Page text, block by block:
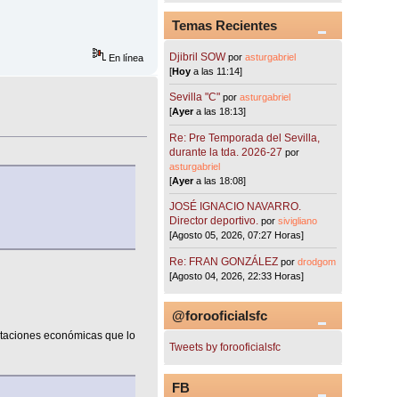
En línea
económicas que lo
Temas Recientes
Djibril SOW porasturgabriel
[Hoy a las 11:14]
Sevilla "C"porasturgabriel
[Ayera las 18:13]
Re: Pre Temporada del Sevilla,
durante la tda. 2026-27 por
asturgabriel
[Ayera las 18:08]
JOSÉ IGNACIO NAVARRO.
Director deportivo. porsivigliano
[Agosto 05, 2026, 07:27 Horas]
Re: FRAN GONZÁLEZ pordrodgom
[Agosto 04, 2026, 22:33 Horas]
@forooficialsfc
Tweets by forooficialsfc
FB